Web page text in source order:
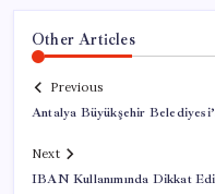
Other Articles
Previous
Antalya Büyükşehir
Next
IBAN Kullanımında Dikkat